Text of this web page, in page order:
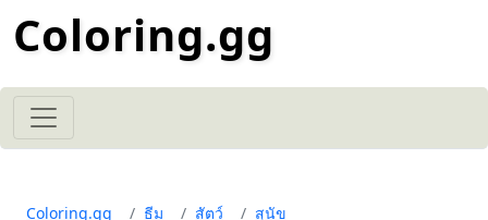
Coloring.gg
Coloring.gg ธีม สัตว์
สุนัข